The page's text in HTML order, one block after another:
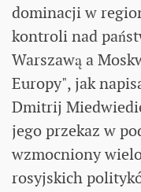
dominacji w
kontroli nad
Warszawą a
Europy", jak
Dmitrij
jego przekaz w
wzmocniony
rosyjskich